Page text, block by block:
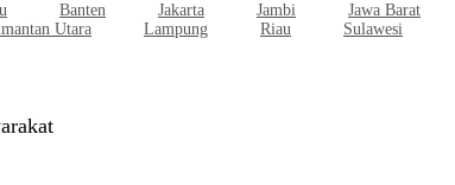
Banten Jakarta Jambi Jawa Barat
Utara Lampung Riau Sulawesi